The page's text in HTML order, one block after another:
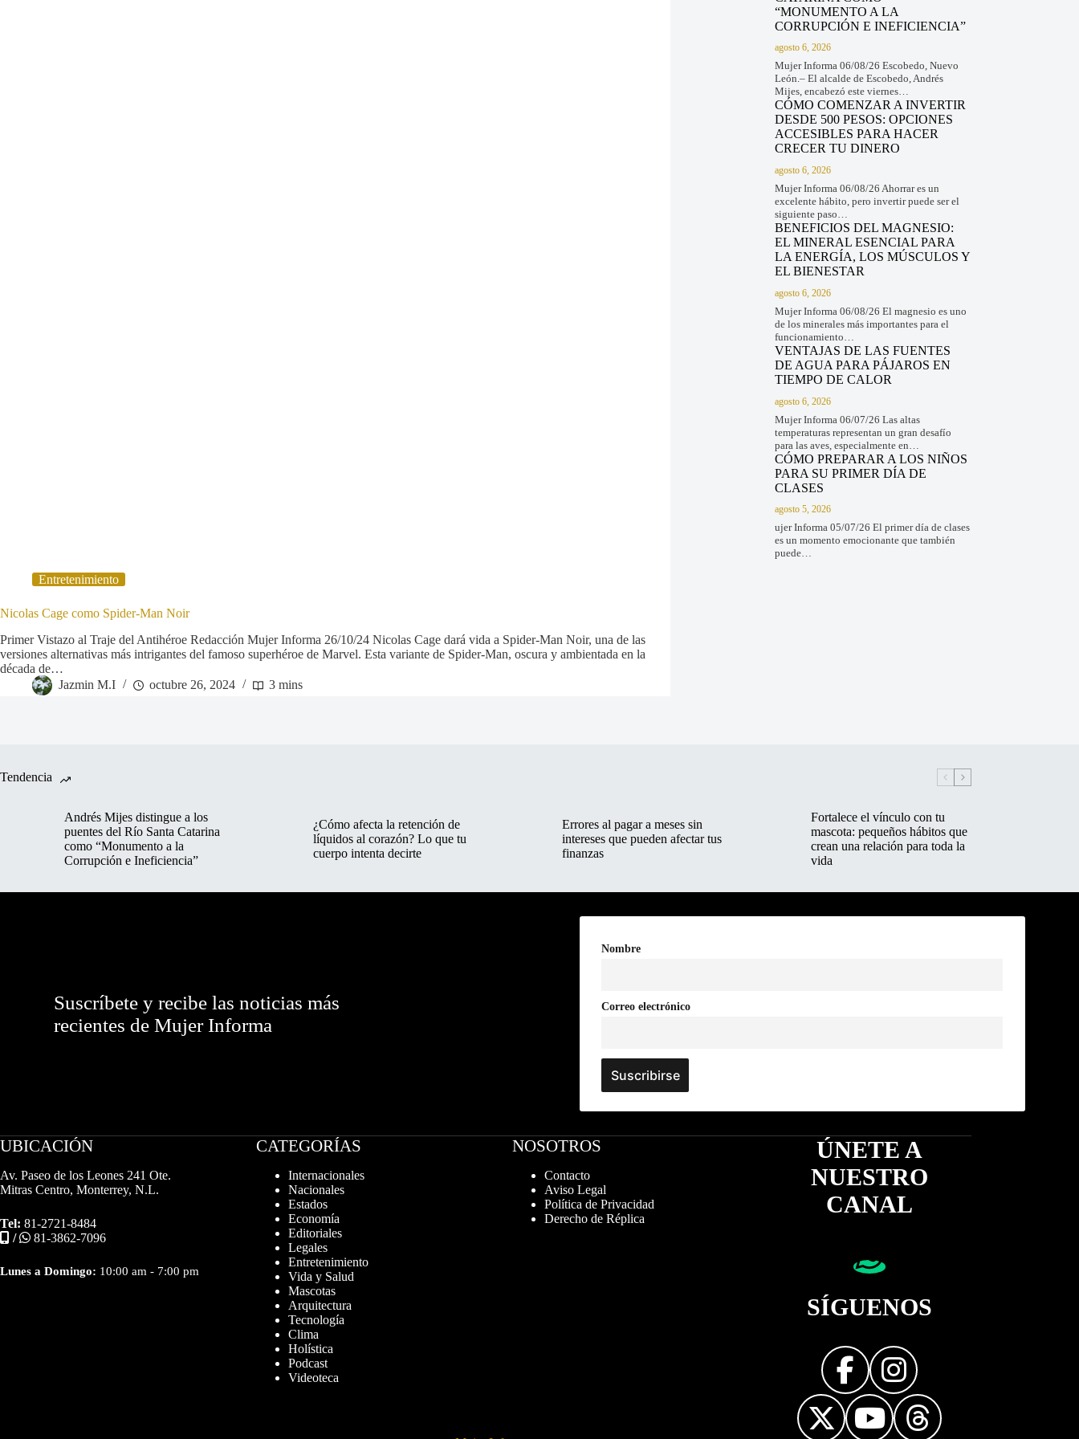
Entretenimiento
Nicolas Cage como Spider-Man Noir
Primer Vistazo al Traje del Antihéroe Redacción Mujer Informa 26/10/24 Nicolas Cage dará vida a Spider-Man Noir, una de las
versiones alternativas más intrigantes del famoso superhéroe de Marvel. Esta variante de Spider-Man, oscura y ambientada en la
década de…
Jazmin M.I
octubre 26, 2024 3 mins
“MONUMENTO A LA
CORRUPCIÓN E INEFICIENCIA”
agosto 6, 2026
Mujer Informa 06/08/26 Escobedo, Nuevo
León.– El alcalde de Escobedo, Andrés
Mijes, encabezó este viernes…
CÓMO COMENZAR A INVERTIR
DESDE 500 PESOS: OPCIONES
ACCESIBLES PARA HACER
CRECER TU DINERO
agosto 6, 2026
Mujer Informa 06/08/26 Ahorrar es un
excelente hábito, pero invertir puede ser el
siguiente paso…
BENEFICIOS DEL MAGNESIO:
EL MINERAL ESENCIAL PARA
LA ENERGÍA, LOS MÚSCULOS Y
EL BIENESTAR
agosto 6, 2026
Mujer Informa 06/08/26 El magnesio es uno
de los minerales más importantes para el
funcionamiento…
VENTAJAS DE LAS FUENTES
DE AGUA PARA PÁJAROS EN
TIEMPO DE CALOR
agosto 6, 2026
Mujer Informa 06/07/26 Las altas
temperaturas representan un gran desafío
para las aves, especialmente en…
CÓMO PREPARAR A LOS NIÑOS
PARA SU PRIMER DÍA DE
CLASES
agosto 5, 2026
ujer Informa 05/07/26 El primer día de clases
es un momento emocionante que también
puede…
Tendencia
Andrés Mijes distingue a los
puentes del Río Santa Catarina
como “Monumento a la
Corrupción e Ineficiencia”
¿Cómo afecta la retención de
líquidos al corazón? Lo que tu
cuerpo intenta decirte
Errores al pagar a meses sin
intereses que pueden afectar tus
finanzas
Fortalece el vínculo con tu
mascota: pequeños hábitos que
crean una relación para toda la
vida
Suscríbete y recibe las noticias más
recientes de Mujer Informa
Nombre
Correo electrónico
UBICACIÓN
Av. Paseo de los Leones 241 Ote.
Mitras Centro, Monterrey, N.L.
Tel: 81-2721-8484
/
81-3862-7096
Lunes a Domingo: 10:00 am - 7:00 pm
CATEGORÍAS
Internacionales
Nacionales
Estados
Economía
Editoriales
Legales
Entretenimiento
Vida y Salud
Mascotas
Arquitectura
Tecnología
Clima
Holística
Podcast
Videoteca
NOSOTROS
Contacto
Aviso Legal
Política de Privacidad
Derecho de Réplica
ÚNETE A
NUESTRO
CANAL
SÍGUENOS